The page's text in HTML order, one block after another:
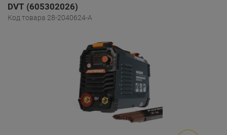
DVT (605302026)
Код товара 28-2040624-A